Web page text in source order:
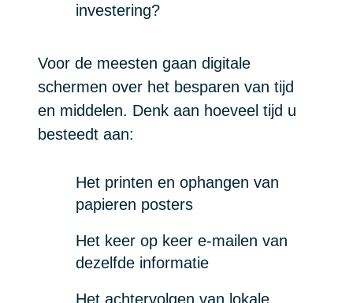
investering?
Voor de meesten gaan digitale
schermen over het besparen van tijd
en middelen. Denk aan hoeveel tijd u
besteedt aan:
Het printen en ophangen van
papieren posters
Het keer op keer e-mailen van
dezelfde informatie
Het achtervolgen van lokale